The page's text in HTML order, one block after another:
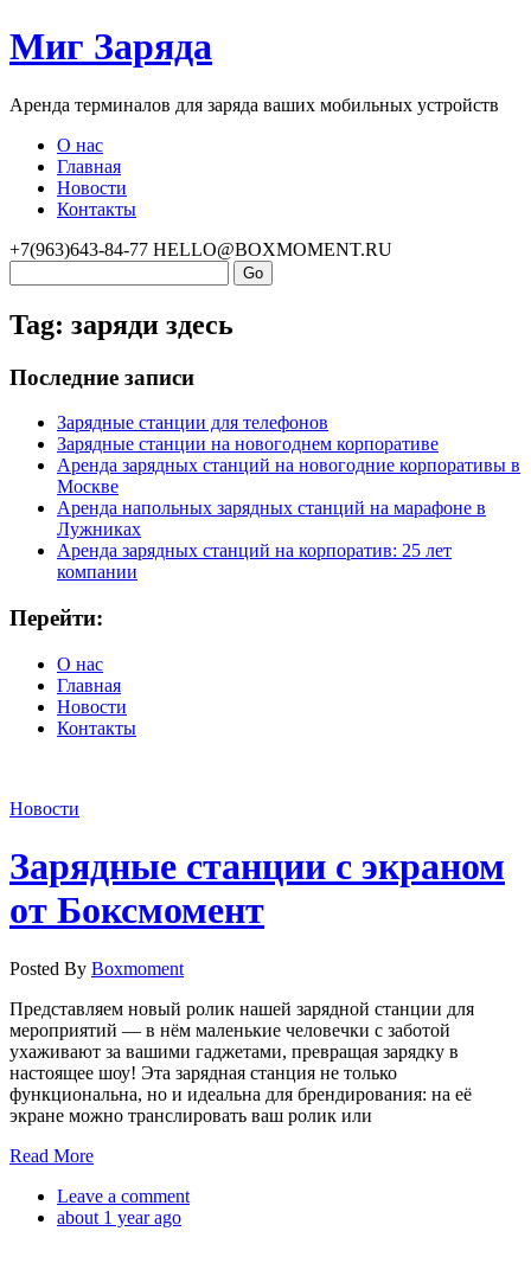
Миг Заряда
Аренда терминалов для заряда ваших мобильных устройств
О нас
Главная
Новости
Контакты
+7(963)643-84-77 HELLO@BOXMOMENT.RU
Tag: заряди здесь
Последние записи
Зарядные станции для телефонов
Зарядные станции на новогоднем корпоративе
Аренда зарядных станций на новогодние корпоративы в
Москве
Аренда напольных зарядных станций на марафоне в
Лужниках
Аренда зарядных станций на корпоратив: 25 лет
компании
Перейти:
О нас
Главная
Новости
Контакты
Новости
Зарядные станции с экраном
от Боксмомент
Posted By Boxmoment
Представляем новый ролик нашей зарядной станции для
мероприятий — в нём маленькие человечки с заботой
ухаживают за вашими гаджетами, превращая зарядку в
настоящее шоу! Эта зарядная станция не только
функциональна, но и идеальна для брендирования: на её
экране можно транслировать ваш ролик или
Read More
Leave a comment
about 1 year ago